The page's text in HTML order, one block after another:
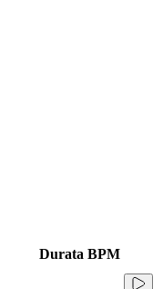
Durata BPM